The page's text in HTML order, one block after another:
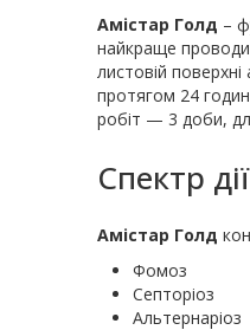
Амістар Голд –
найкраще
листовій
протягом 24 годин
робіт — 3 доби,
Спектр
Амістар Голд
Фомоз
Септоріоз
Альтернаріоз